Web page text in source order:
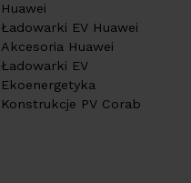
Huawei
Ładowarki EV Huawei
Akcesoria Huawei
Ładowarki EV
Ekoenergetyka
Konstrukcje PV Corab